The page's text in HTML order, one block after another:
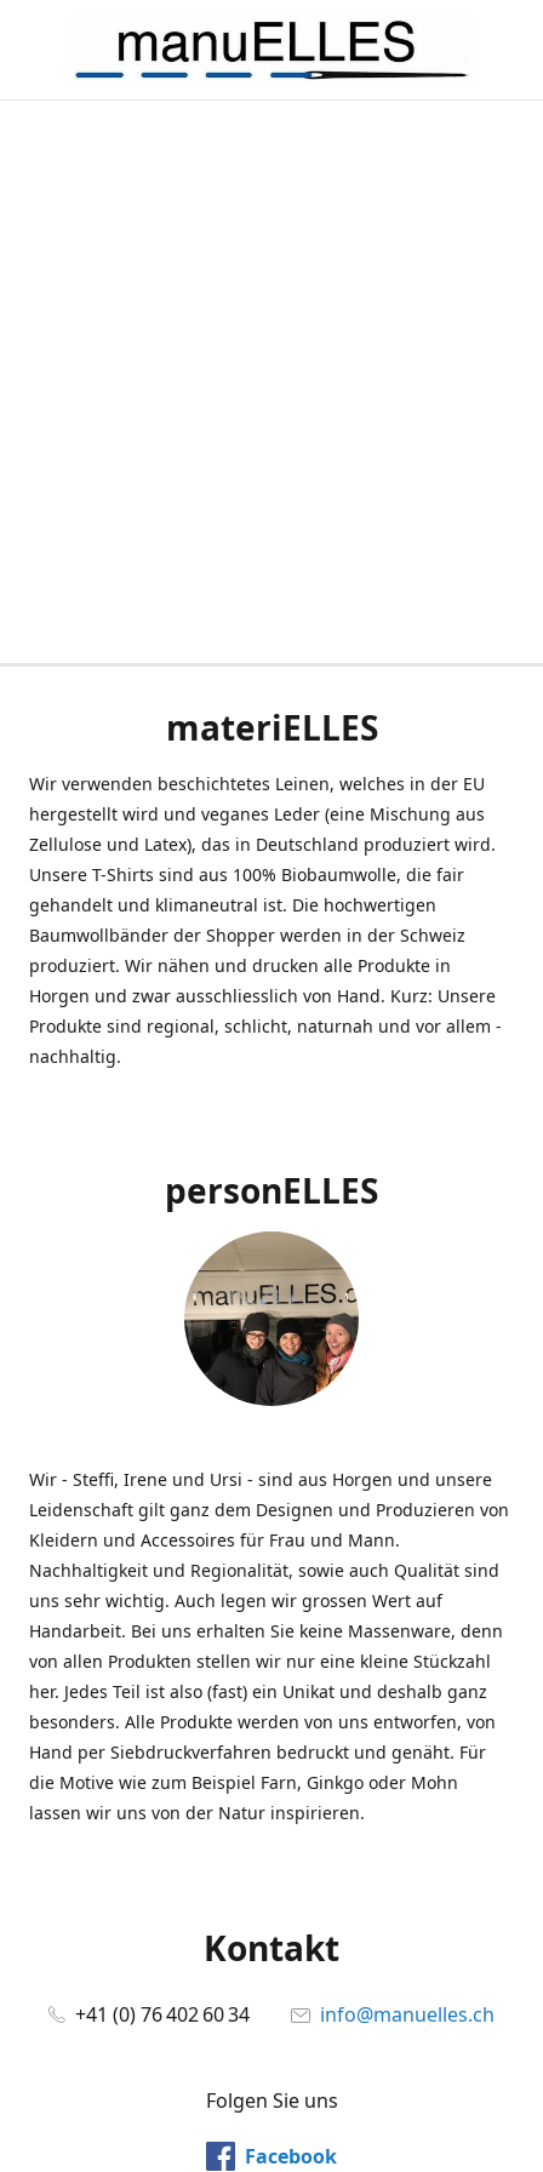
materiELLES
Wir verwenden beschichtetes Leinen, welches in der EU
hergestellt wird und veganes Leder (eine Mischung aus
Zellulose und Latex), das in Deutschland produziert wird.
Unsere T-Shirts sind aus 100% Biobaumwolle, die fair
gehandelt und klimaneutral ist. Die hochwertigen
Baumwollbänder der Shopper werden in der Schweiz
produziert. Wir nähen und drucken alle Produkte in
Horgen und zwar ausschliesslich von Hand. Kurz: Unsere
Produkte sind regional, schlicht, naturnah und vor allem -
nachhaltig.
personELLES
Wir - Steffi, Irene und Ursi - sind aus Horgen und unsere
Leidenschaft gilt ganz dem Designen und Produzieren von
Kleidern und Accessoires für Frau und Mann.
Nachhaltigkeit und Regionalität, sowie auch Qualität sind
uns sehr wichtig. Auch legen wir grossen Wert auf
Handarbeit. Bei uns erhalten Sie keine Massenware, denn
von allen Produkten stellen wir nur eine kleine Stückzahl
her. Jedes Teil ist also (fast) ein Unikat und deshalb ganz
besonders. Alle Produkte werden von uns entworfen, von
Hand per Siebdruckverfahren bedruckt und genäht. Für
die Motive wie zum Beispiel Farn, Ginkgo oder Mohn
lassen wir uns von der Natur inspirieren.
Kontakt
+41 (0) 76 402 60 34 info@manuelles.ch
Folgen Sie uns
Facebook